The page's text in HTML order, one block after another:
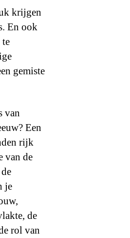
krijgen
En ook
gemiste
van
Een
rijk
van de
je
de
rol van